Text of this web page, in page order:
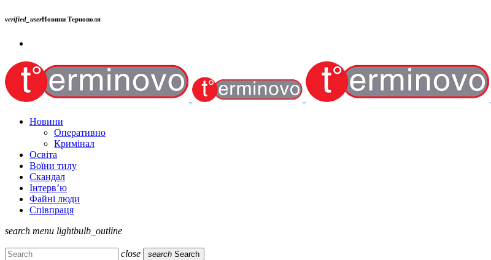
verified_userНовини Тернополя
Новини
Оперативно
Кримінал
Освіта
Воїни тилу
Скандал
Інтерв’ю
Файні люди
Співпраця
search menu lightbulb_outline
close search Search